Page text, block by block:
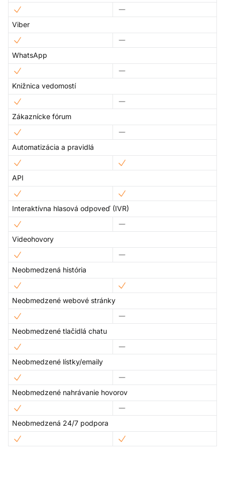
Viber
WhatsApp
Knižnica vedomostí
Zákaznícke fórum
Automatizácia a pravidlá
API
Interaktívna hlasová odpoveď (IVR)
Videohovory
Neobmedzená história
Neobmedzené webové stránky
Neobmedzené tlačidlá chatu
Neobmedzené lístky/emaily
Neobmedzené nahrávanie hovorov
Neobmedzená 24/7 podpora